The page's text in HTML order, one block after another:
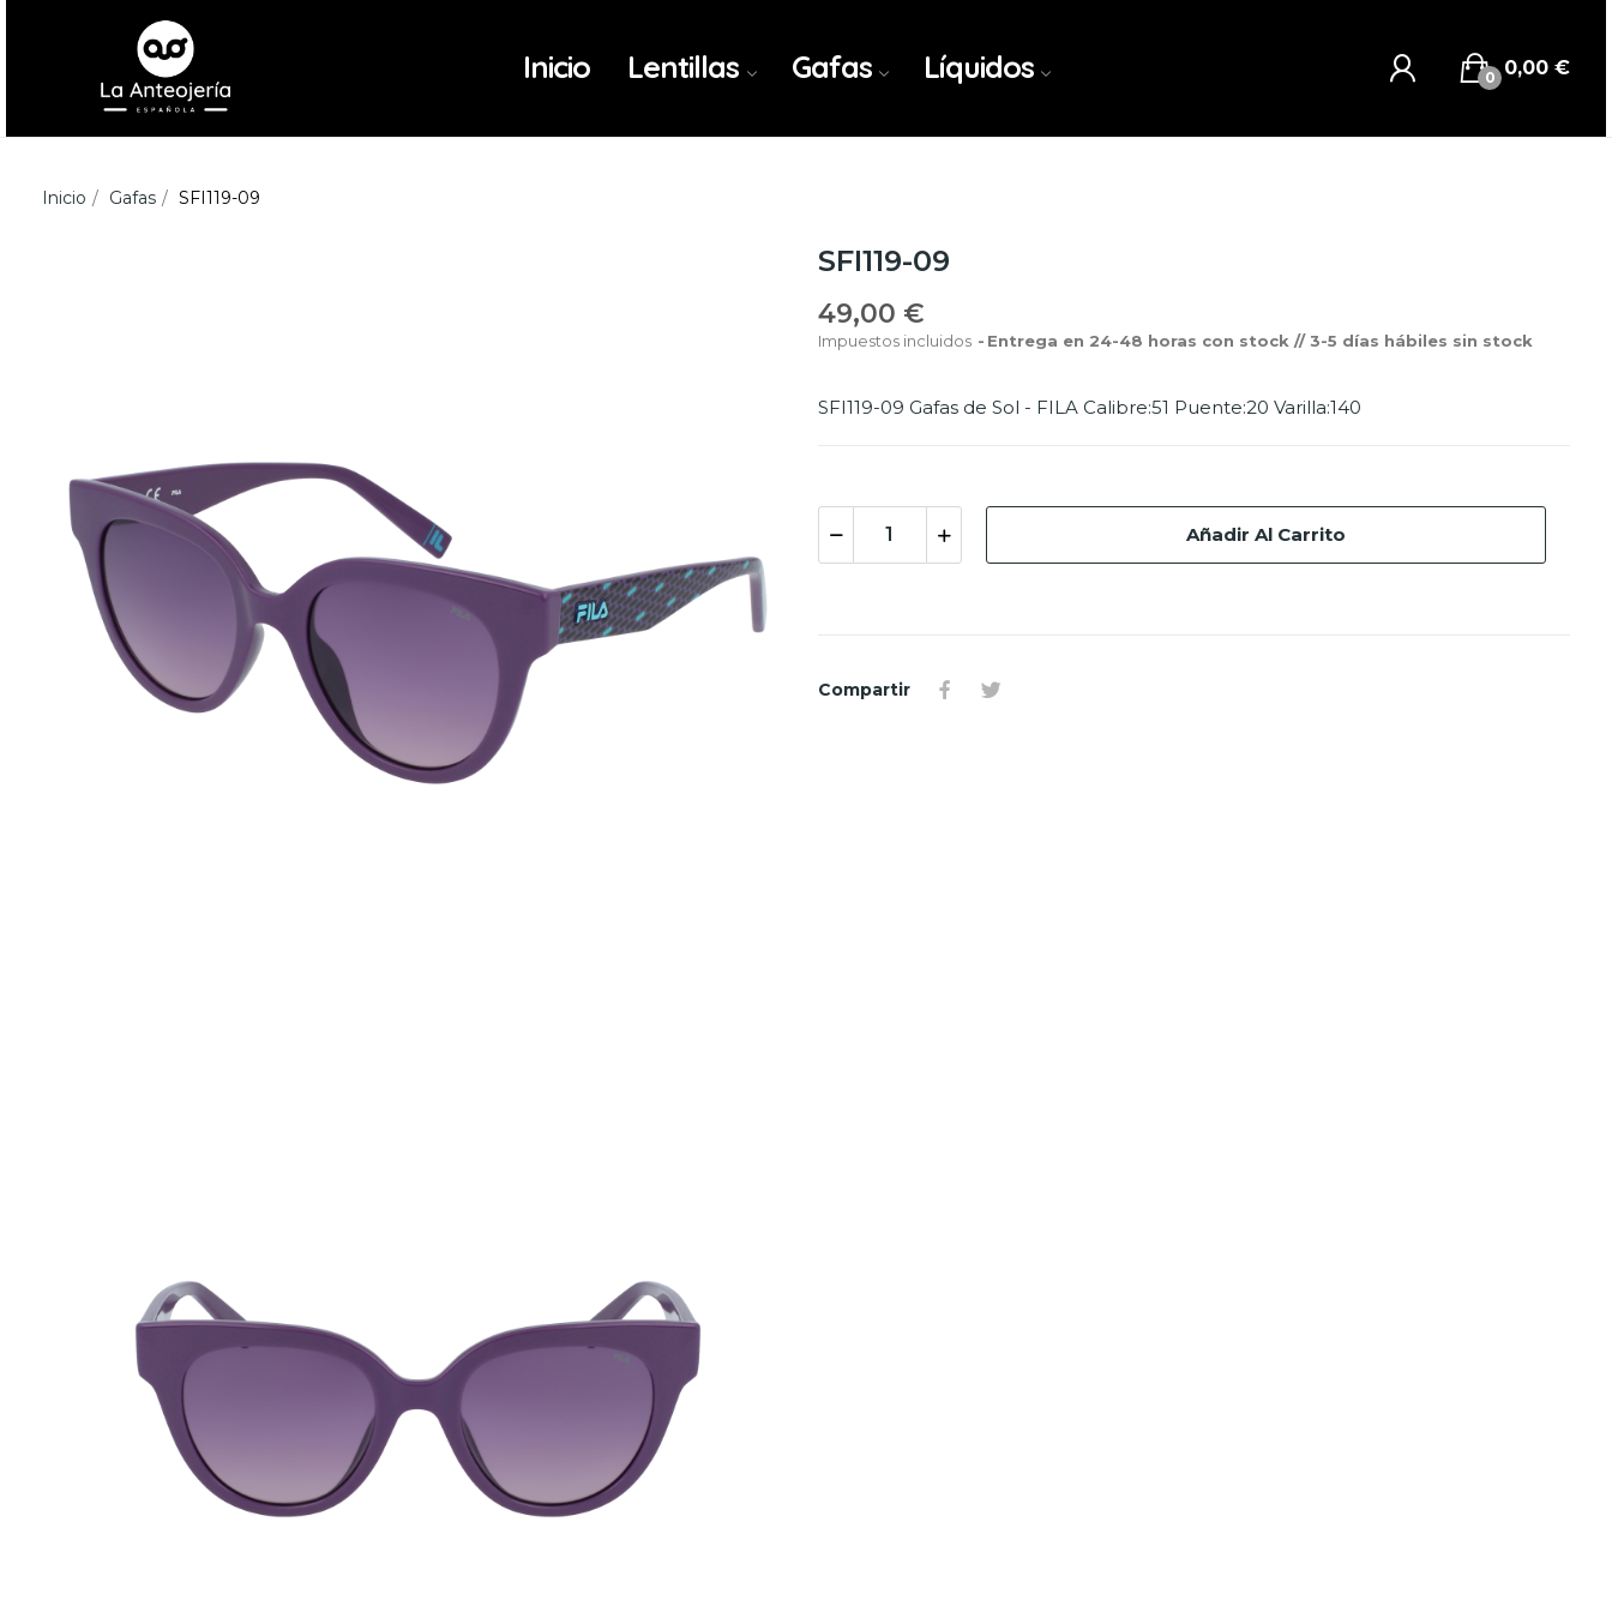
Inicio Lentillas Gafas Líquidos 0,00 €
0
Inicio Gafas SFI119-09
SFI119-09
49,00 €
Impuestos incluidos Entrega en 24-48 horas con stock // 3-5 días hábiles sin stock
SFI119-09 Gafas de Sol - FILA Calibre:51 Puente:20 Varilla:140
Añadir Al Carrito
Compartir